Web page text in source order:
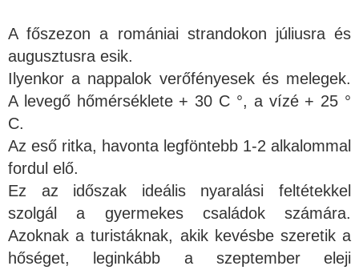
A főszezon a romániai strandokon júliusra és
augusztusra esik.
Ilyenkor a nappalok verőfényesek és melegek.
A levegő hőmérséklete + 30 C °, a vízé + 25 °
C.
Az eső ritka, havonta legföntebb 1-2 alkalommal
fordul elő.
Ez az időszak ideális nyaralási feltétekkel
szolgál a gyermekes családok számára.
Azoknak a turistáknak, akik kevésbe szeretik a
hőséget, leginkább a szeptember eleji